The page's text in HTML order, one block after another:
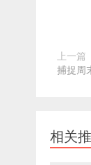
上一篇
捕捉周
相关